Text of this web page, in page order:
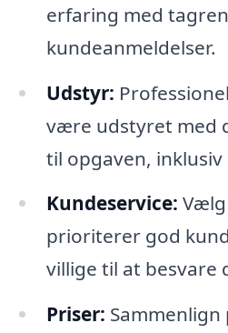
erfaring med
kundeanmeldelser.
Udstyr:
være udstyret med
til opgaven,
Kundeservice:
prioriterer god
villige til at besvare
Priser: